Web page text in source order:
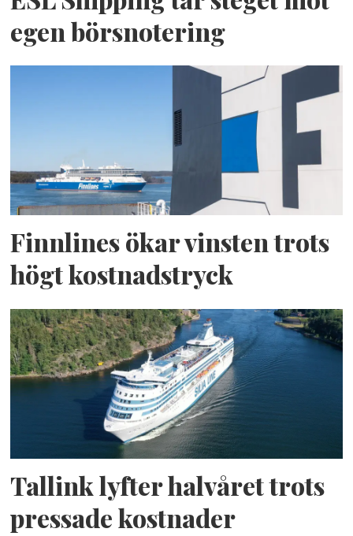
egen börsnotering
Finnlines ökar vinsten trots
högt kostnadstryck
Tallink lyfter halvåret trots
pressade kostnader